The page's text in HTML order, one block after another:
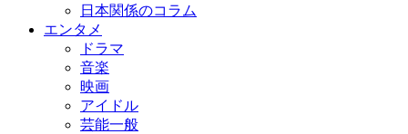
日本関係のコラム
エンタメ
ドラマ
音楽
映画
アイドル
芸能一般